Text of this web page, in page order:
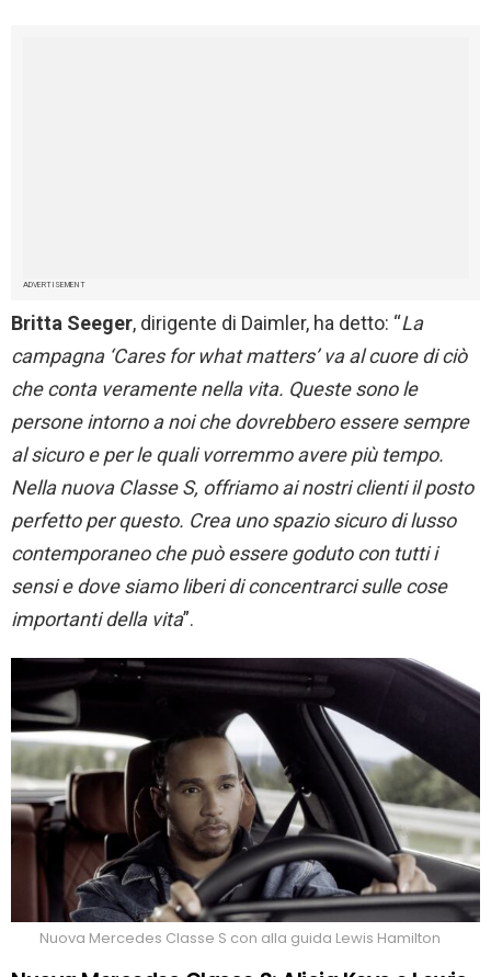
ADVERTISEMENT
Britta Seeger, dirigente di Daimler, ha detto: “La
campagna ‘Cares for what matters’ va al cuore di ciò
che conta veramente nella vita. Queste sono le
persone intorno a noi che dovrebbero essere sempre
al sicuro e per le quali vorremmo avere più tempo.
Nella nuova Classe S, offriamo ai nostri clienti il posto
perfetto per questo. Crea uno spazio sicuro di lusso
contemporaneo che può essere goduto con tutti i
sensi e dove siamo liberi di concentrarci sulle cose
importanti della vita”.
Nuova Mercedes Classe S con alla guida Lewis Hamilton